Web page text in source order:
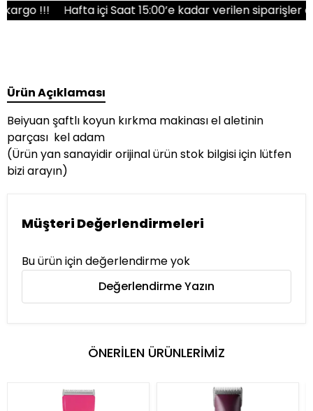
!!! Hafta içi Saat 15:00’e kadar verilen siparişler aynı
Ürün Açıklaması
Beiyuan şaftlı koyun kırkma makinası el aletinin
parçası kel adam
(Ürün yan sanayidir orijinal ürün stok bilgisi için lütfen
bizi arayın)
Müşteri Değerlendirmeleri
Bu ürün için değerlendirme yok
Değerlendirme Yazın
ÖNERİLEN ÜRÜNLERİMİZ